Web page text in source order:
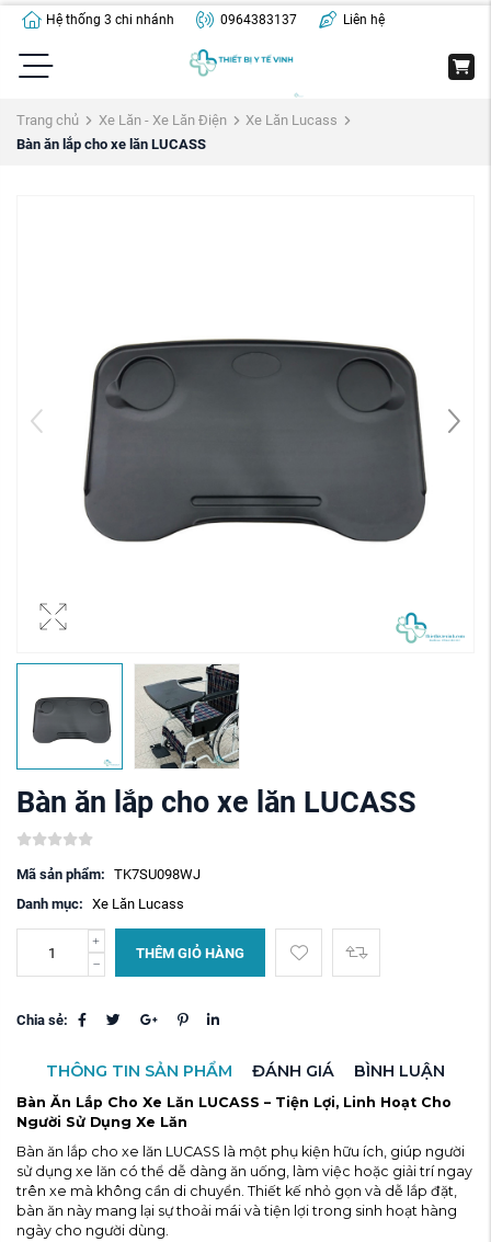
Hệ thống 3 chi nhánh 0964383137 Liên hệ
Trang chủ Xe Lăn - Xe Lăn Điện
Xe Lăn Lucass
Bàn ăn lắp cho xe lăn LUCASS
Bàn ăn lắp cho xe lăn LUCASS
Mã sản phẩm: TK7SU098WJ
Danh mục: Xe Lăn Lucass
THÊM GIỎ HÀNG
Chia sẻ:
THÔNG TIN SẢN PHẨM ĐÁNH GIÁ BÌNH LUẬN
Bàn Ăn Lắp Cho Xe Lăn LUCASS – Tiện Lợi, Linh Hoạt Cho
Người Sử Dụng Xe Lăn
Bàn ăn lắp cho xe lăn LUCASS là một phụ kiện hữu ích, giúp người
sử dụng xe lăn có thể dễ dàng ăn uống, làm việc hoặc giải trí ngay
trên xe mà không cần di chuyển. Thiết kế nhỏ gọn và dễ lắp đặt,
bàn ăn này mang lại sự thoải mái và tiện lợi trong sinh hoạt hàng
ngày cho người dùng.